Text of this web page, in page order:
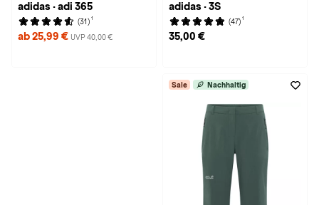
adidas · adi 365
(31) 1
ab 25,99 € UVP 40,00 €
adidas · 3S
(47) 1
35,00 €
Sale Nachhaltig